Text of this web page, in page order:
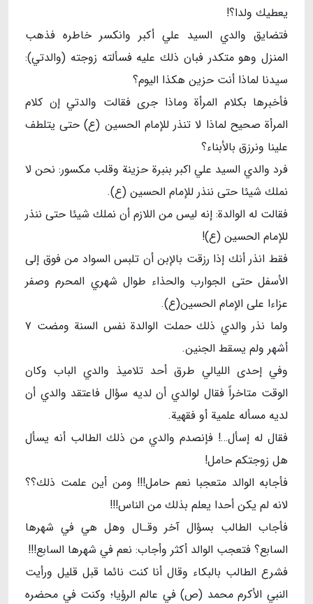
يعطيك ولدا؟!
فتضايق والدي السيد علي أكبر وانكسر خاطره فذهب
المنزل وهو متكدر فبان ذلك عليه فسألته زوجته (والدتي):
سيدنا لماذا أنت حزين هكذا اليوم؟
فأخبرها بكلام المرأة وماذا جرى فقالت والدتي إن كلام
المرأة صحيح لماذا لا تنذر للإمام الحسين (ع) حتى يتلطف
علينا ونرزق بالأبناء؟
فرد والدي السيد علي اكبر بنبرة حزينة وقلب مكسور: نحن لا
نملك شيئا حتى ننذر للإمام الحسين (ع).
فقالت له الوالدة: إنه ليس من اللازم أن نملك شيئا حتى ننذر
للإمام الحسين (ع)!
فقط انذر أنك إذا رزقت بالإبن أن تلبس السواد من فوق إلى
الأسفل حتى الجوارب والحذاء طوال شهري المحرم وصفر
عزاءا على الإمام الحسين(ع).
ولما نذر والدي ذلك حملت الوالدة نفس السنة ومضت ۷
أشهر ولم يسقط الجنين.
وفي إحدى الليالي طرق أحد تلاميذ والدي الباب وكان
الوقت متاخراً فقال لوالدي أن لديه سؤال فاعتقد والدي أن
لديه مسأله علمية أو فقهية.
فقال له إسأل…! فإنصدم والدي من ذلك الطالب أنه يسأل
هل زوجتكم حامل!
فأجابه الوالد متعجبا نعم حامل!!! ومن أين علمت ذلك؟؟
لانه لم يكن أحدا يعلم بذلك من الناس!!!
فأجاب الطالب بسؤال آخر وقـال وهل هي في شهرها
السابع؟ فتعجب الوالد أكثر وأجاب: نعم في شهرها السابع!!!
فشرع الطالب بالبكاء وقال أنا كنت نائما قبل قليل ورأيت
النبي الأكرم محمد (ص) في عالم الرؤيا؛ وكنت في محضره